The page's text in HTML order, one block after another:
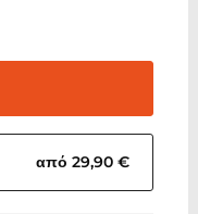
από 29,90 €